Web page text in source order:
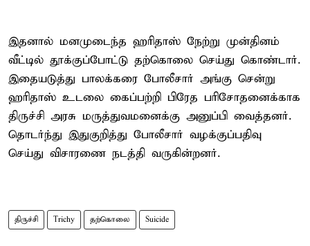
இதனால் மனமுடைந்த ஹரிதாஸ் நேற்று முன்தினம்
வீட்டில் தூக்குப்போட்டு தற்கொலை செய்து கொண்டார்.
இதையடுத்து பாலக்கரை போலீசார் அங்கு சென்று
ஹரிதாஸ் உடலை கைப்பற்றி பிரேத பரிசோதனைக்காக
திருச்சி அரசு மருத்துவமனைக்கு அனுப்பி வைத்தனர்.
தொடர்ந்து இதுகுறித்து போலீசார் வழக்குப்பதிவு
செய்து விசாரணை நடத்தி வருகின்றனர்.
திருச்சி Trichy தற்கொலை Suicide